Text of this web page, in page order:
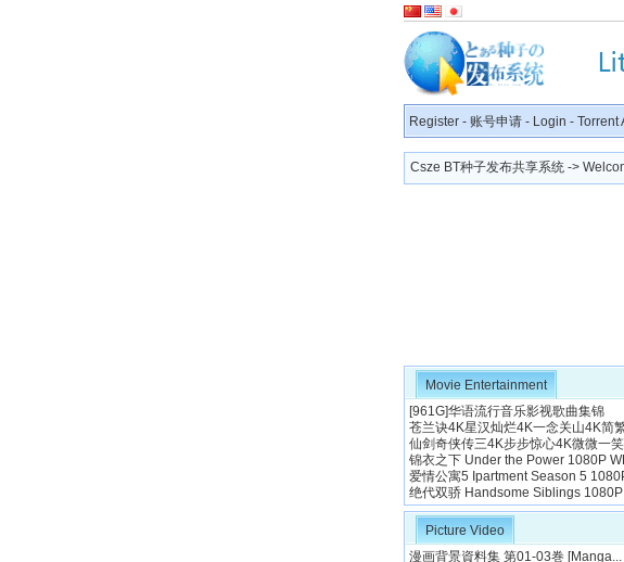
Register - 账号申请 - Login - Torrent
Csze BT种子发布共享系统 ->
Movie Entertainment
[961G]华语流行音乐影视歌曲集锦
苍兰诀4K星汉灿烂4K一念关山4K简
仙剑奇侠传三4K步步惊心4K微微一
锦衣之下 Under the Power 1080P
爱情公寓5 Ipartment Season 5
绝代双骄 Handsome Siblings
Picture Video
漫画背景資料集 第01-03巻 [Manga...